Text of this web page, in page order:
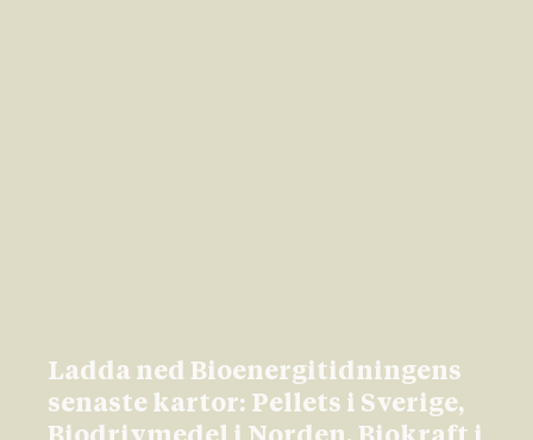
Ladda ned Bioenergitidningens
senaste kartor: Pellets i Sverige,